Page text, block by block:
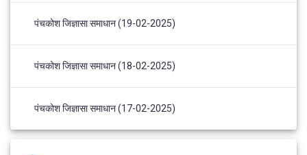
पंचकोश जिज्ञासा समाधान (19-02-2025)
पंचकोश जिज्ञासा समाधान (18-02-2025)
पंचकोश जिज्ञासा समाधान (17-02-2025)